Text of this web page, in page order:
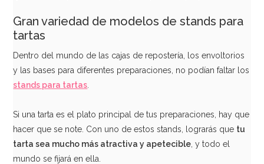
1,35€
Gran variedad de modelos de stands para
tartas
Dentro del mundo de las cajas de repostería, los envoltorios
y las bases para diferentes preparaciones, no podían faltar los
stands para tartas
Si una tarta es el plato principal de tus preparaciones, hay que
hacer que se note. Con uno de estos stands, lograrás que tu
tarta sea mucho más atractiva y apetecible , y todo el
mundo se fijará en ella.